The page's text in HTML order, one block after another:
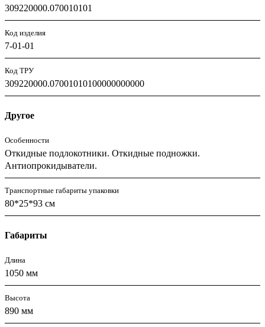
309220000.070010101
Код изделия
7-01-01
Код ТРУ
309220000.07001010100000000000
Другое
Особенности
Откидные подлокотники. Откидные подножки.
Антиопрокидыватели.
Транспортные габариты упаковки
80*25*93 см
Габариты
Длина
1050 мм
Высота
890 мм